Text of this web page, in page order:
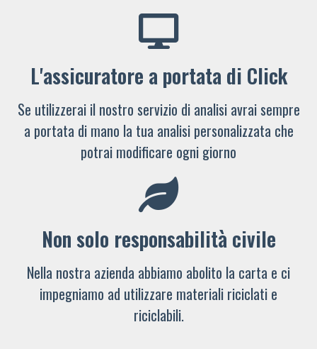
L'assicuratore a portata di Click
Se utilizzerai il nostro servizio di analisi avrai sempre
a portata di mano la tua analisi personalizzata che
potrai modificare ogni giorno
Non solo responsabilità civile
Nella nostra azienda abbiamo abolito la carta e ci
impegniamo ad utilizzare materiali riciclati e
riciclabili.